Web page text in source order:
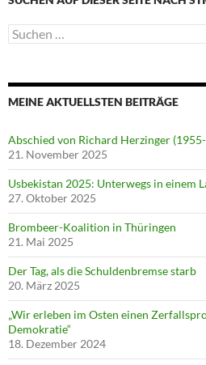
Suche
nach:
MEINE AKTUELLSTEN BEITRÄGE
Abschied von Richard Herzinger
21. November 2025
Usbekistan 2025: Unterwegs in einem
27. Oktober 2025
Brombeer-Koalition in Thüringen
21. Mai 2025
Der Tag, als die Schuldenbremse starb
20. März 2025
„Wir erleben im Osten einen
Demokratie“
18. Dezember 2024